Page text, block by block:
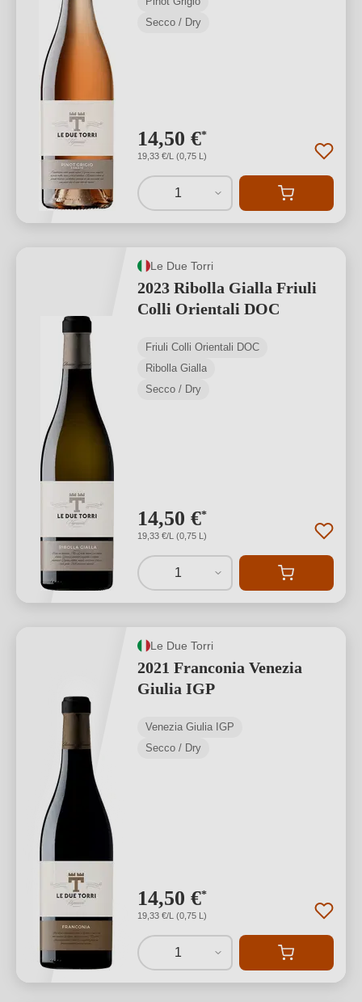
Secco / Dry
14,50 €*
19,33 €/L (0,75 L)
1
Le Due Torri
2023 Ribolla Gialla Friuli
Colli Orientali DOC
Friuli Colli Orientali DOC
Ribolla Gialla
Secco / Dry
14,50 €*
19,33 €/L (0,75 L)
1
Le Due Torri
2021 Franconia Venezia
Giulia IGP
Venezia Giulia IGP
Secco / Dry
14,50 €*
19,33 €/L (0,75 L)
1